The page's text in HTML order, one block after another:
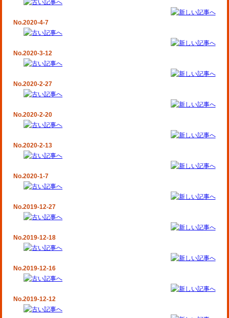
No.2020-4-7
No.2020-3-12
No.2020-2-27
No.2020-2-20
No.2020-2-13
No.2020-1-7
No.2019-12-27
No.2019-12-18
No.2019-12-16
No.2019-12-12